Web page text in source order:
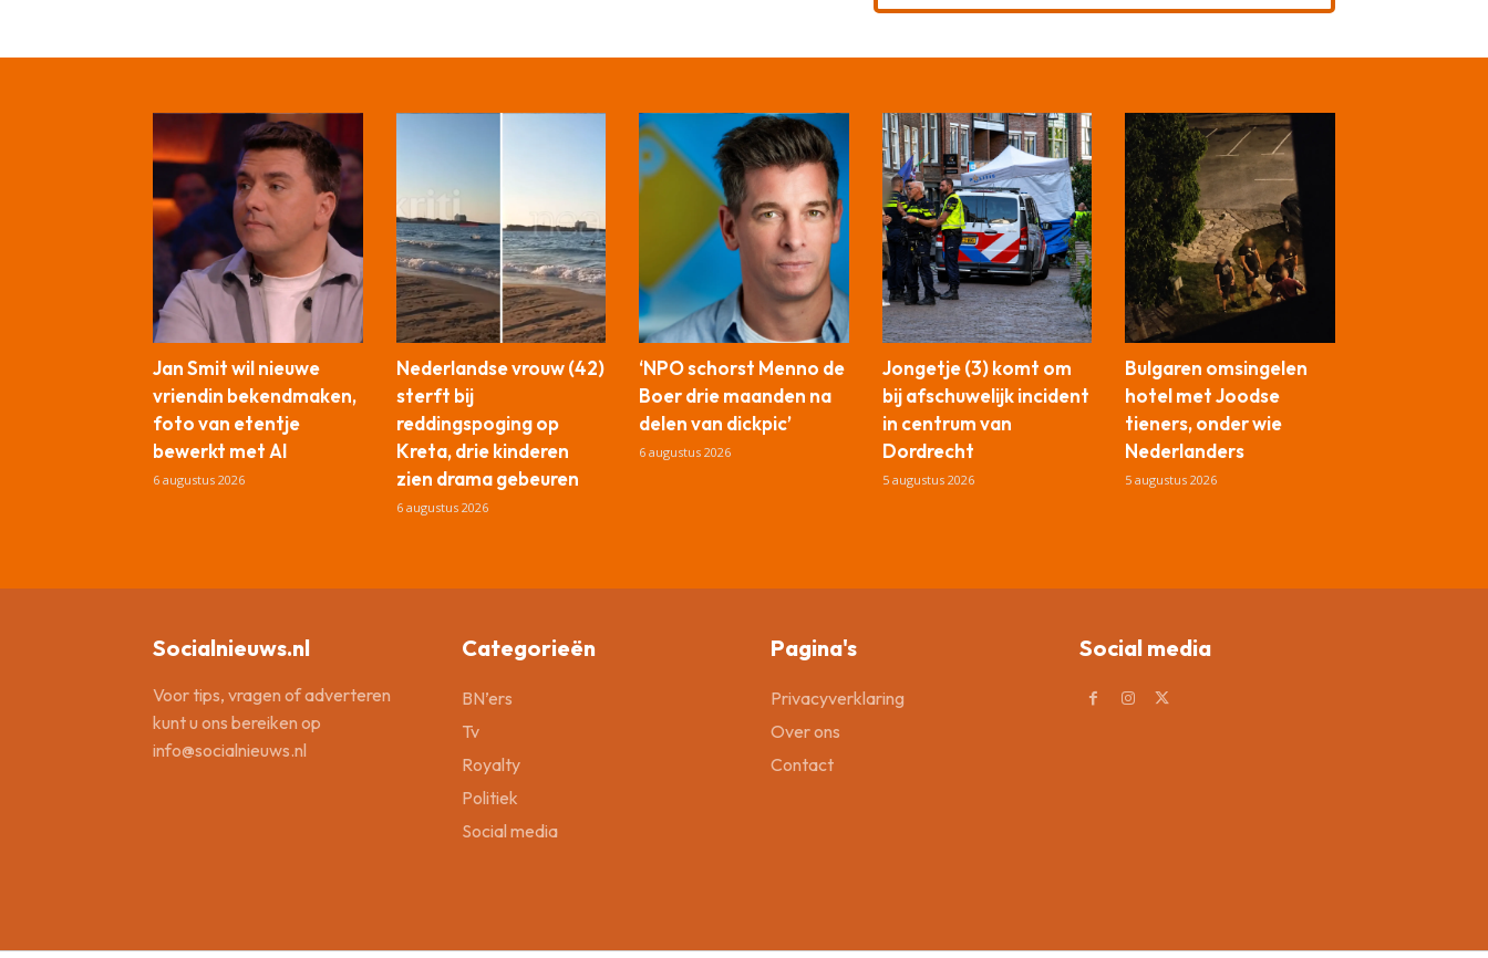
Jan Smit wil nieuwe
vriendin bekendmaken,
foto van etentje
bewerkt met AI
6 augustus 2026
Nederlandse vrouw (42)
sterft bij
reddingspoging op
Kreta, drie kinderen
zien drama gebeuren
6 augustus 2026
‘NPO schorst Menno de
Boer drie maanden na
delen van dickpic’
6 augustus 2026
Jongetje (3) komt om
bij afschuwelijk incident
in centrum van
Dordrecht
5 augustus 2026
Bulgaren omsingelen
hotel met Joodse
tieners, onder wie
Nederlanders
5 augustus 2026
Socialnieuws.nl
Voor tips, vragen of adverteren
kunt u ons bereiken op
info@socialnieuws.nl
Categorieën
BN’ers
Tv
Royalty
Politiek
Social media
Pagina's
Privacyverklaring
Over ons
Contact
Social media